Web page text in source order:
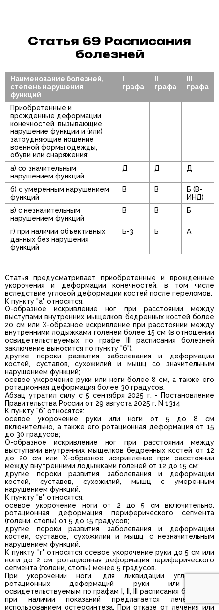
Статья 69 Расписания
болезней
Наименование болезней,
степень нарушения
функций
I
графа
II
графа
III
графа
Приобретенные и
врожденные деформации
конечностей, вызывающие
нарушение функции и (или)
затрудняющие ношение
военной формы одежды,
обуви или снаряжения:
а) со значительным
нарушением функций
Д Д Д
б) с умеренным нарушением
функций
В В
Б (В-
ИНД)
в) с незначительным
нарушением функций
В В Б
г) при наличии объективных
данных без нарушения
функций
Б-3 Б А
Статья предусматривает приобретенные и врожденные
укорочения и деформации конечностей, в том числе
вследствие угловой деформации костей после переломов.
К пункту "а" относятся:
О-образное искривление ног при расстоянии между
выступами внутренних мыщелков бедренных костей более
20 см или Х-образное искривление при расстоянии между
внутренними лодыжками голеней более 15 см (в отношении
освидетельствуемых по графе III расписания болезней
заключение выносится по пункту "б");
другие пороки развития, заболевания и деформации
костей, суставов, сухожилий и мышц со значительным
нарушением функций;
осевое укорочение руки или ноги более 8 см, а также его
ротационная деформация более 30 градусов.
Абзац утратил силу с 5 сентября 2025 г. - Постановление
Правительства России от 29 августа 2025 г. N 1314
К пункту "б" относятся:
осевое укорочение руки или ноги от 5 до 8 см
включительно, а также его ротационная деформация от 15
до 30 градусов;
О-образное искривление ног при расстоянии между
выступами внутренних мыщелков бедренных костей от 12
до 20 см или Х-образное искривление при расстоянии
между внутренними лодыжками голеней от 12 до 15 см;
другие пороки развития, заболевания и деформации
костей, суставов, сухожилий, мышц с умеренным
нарушением функций.
К пункту "в" относятся:
осевое укорочение ноги от 2 до 5 см включительно,
ротационная деформация периферического сегмента
(голени, стопы) от 5 до 15 градусов;
другие пороки развития, заболевания и деформации
костей, суставов, сухожилий и мышц с незначительным
нарушением функций.
К пункту "г" относятся осевое укорочение руки до 5 см или
ноги до 2 см, ротационная деформация периферического
сегмента (голени, стопы) менее 5 градусов.
При укорочении ноги, для ликвидации угловых и
ротационных деформаций руки или ноги
освидетельствуемым по графам I, II, III расписания болезней
при наличии показаний предлагается лечение с
использованием остеосинтеза. При отказе от лечения или